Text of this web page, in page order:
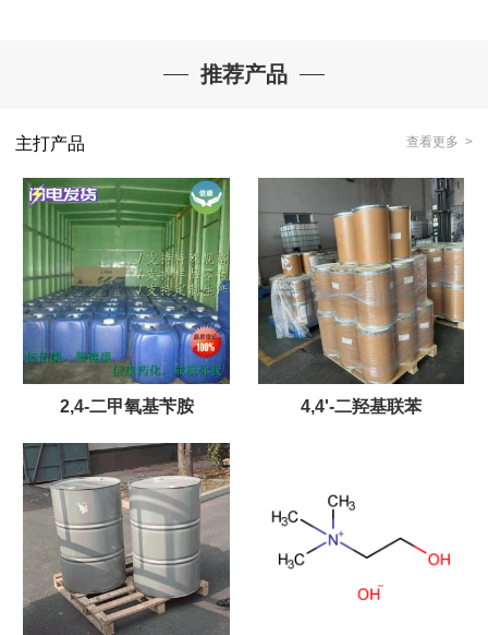
推荐产品
主打产品 查看更多 >
2,4-二甲氧基苄胺 4,4'-二羟基联苯